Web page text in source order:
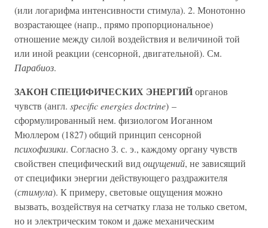
(или логарифма интенсивности стимула). 2. Монотонно
возрастающее (напр., прямо пропорциональное)
отношение между силой воздействия и величиной той
или иной реакции (сенсорной, двигательной). См.
Парабиоз.
ЗАКОН СПЕЦИФИЧЕСКИХ ЭНЕРГИЙорганов
чувств (англ. sрecific energies doctrine) –
сформулированный нем. физиологом Иоганном
Мюллером (1827) общий принцип сенсорной
психофизики. Согласно З. с. э., каждому органу чувств
свойствен специфический видощущений, не зависящий
от специфики энергии действующего раздражителя
(стимула). К примеру, световые ощущения можно
вызвать, воздействуя на сетчатку глаза не только светом,
но и электрическим током и даже механическим